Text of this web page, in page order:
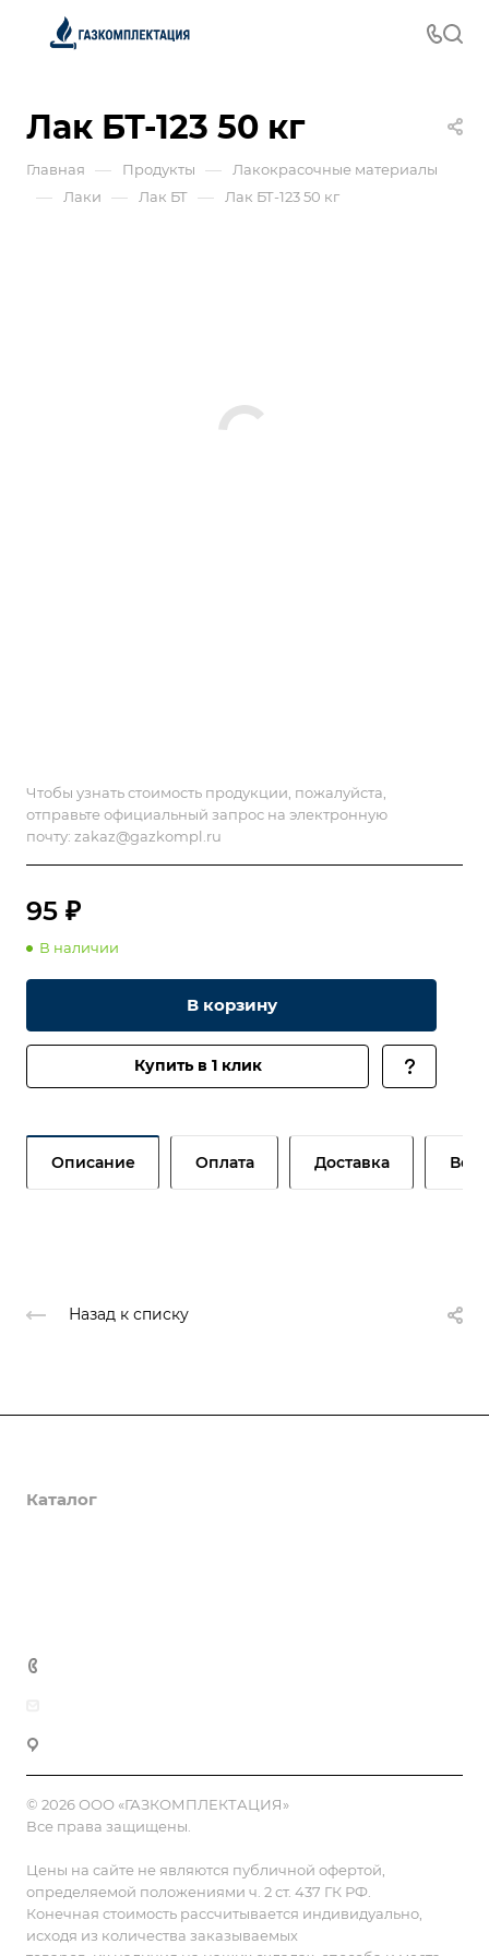
Лак БТ-123 50 кг
Главная — Продукты — Лакокрасочные материалы
— Лаки — Лак БТ — Лак БТ-123 50 кг
Чтобы узнать стоимость продукции, пожалуйста,
отправьте официальный запрос на электронную
почту: zakaz@gazkompl.ru
95 ₽
В наличии
В корзину
Купить в 1 клик
Описание Оплата Доставка
Назад к списку
Каталог
© 2026 ООО «ГАЗКОМПЛЕКТАЦИЯ»
Все права защищены.
Цены на сайте не являются публичной офертой,
определяемой положениями ч. 2 ст. 437 ГК РФ.
Конечная стоимость рассчитывается индивидуально,
исходя из количества заказываемых